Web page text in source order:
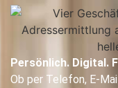
Persönlich. Digital.
Ob per Telefon, E-